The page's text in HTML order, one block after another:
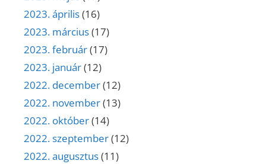
2023. április(16)
2023. március(17)
2023. február(17)
2023. január(12)
2022. december(12)
2022. november(13)
2022. október(14)
2022. szeptember(12)
2022. augusztus(11)